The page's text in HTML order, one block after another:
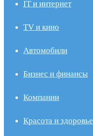
IT и интернет
TV и кино
Автомобили
Бизнес и финансы
Компании
Красота и здоровье